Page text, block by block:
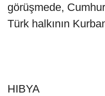
görüşmede,
Türk halkının
HIBYA